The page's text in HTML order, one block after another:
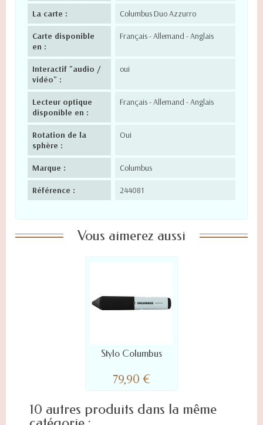
La carte : Columbus Duo Azzurro
Carte disponible
en :
Français - Allemand - Anglais
Interactif "audio /
vidéo" :
oui
Lecteur optique
disponible en :
Français - Allemand - Anglais
Rotation de la
sphère :
Oui
Marque : Columbus
Référence : 244081
Vous aimerez aussi
Stylo Columbus
79,90 €
10 autres produits dans la même